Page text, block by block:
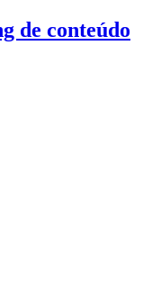
de conteúdo